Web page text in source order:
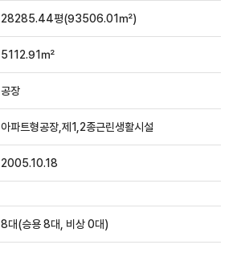
28285.44평(93506.01㎡)
5112.91㎡
공장
아파트형공장,제1,2종근린생활시설
2005.10.18
8대(승용 8대, 비상 0대)